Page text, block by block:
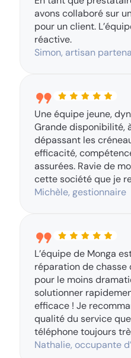
avons collaboré sur
pour un client.
réactive.
Simon, artisan
Une équipe jeune,
Grande disponibilité,
dépassant les
efficacité,
assurées. Ravie de
cette société que je
Michèle, gestionnaire
L’équipe de Monga
réparation de chasse
pour le moins
solutionner
efficace ! Je
qualité du service
téléphone toujours
Nathalie, occupante